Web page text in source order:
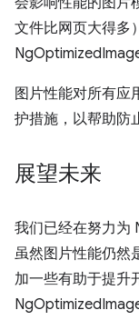
文件比网页大得多
图片性能对所有应
护措施，以帮助防
展望未来
我们已经在努力为
虽然图片性能仍然
加一些有助于提升